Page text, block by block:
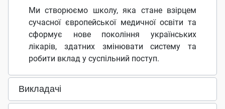
Ми створюємо школу, яка стане взірцем
сучасної європейської медичної освіти та
сформує нове покоління українських
лікарів, здатних змінювати систему та
робити вклад у суспільний поступ.
Викладачі